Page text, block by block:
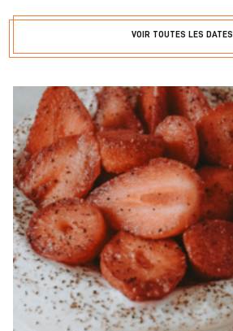
VOIR TOUTES LES DATES